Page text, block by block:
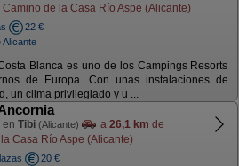
Camino de la Casa Río Aspe (Alicante)
22 €
Alicante
Blanca es uno de los Campings Resorts
de Europa. Con unas instalaciones de
un clima privilegiado y u ...
en Tibi (Alicante) a 26,1 km de
Casa Río Aspe (Alicante)
20 €